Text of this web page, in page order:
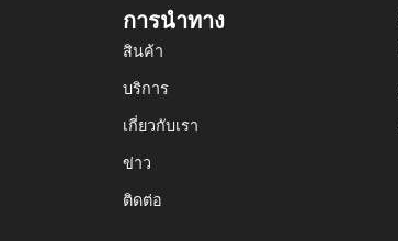
การนำทาง
สินค้า
บริการ
เกี่ยวกับเรา
ข่าว
ติดต่อ